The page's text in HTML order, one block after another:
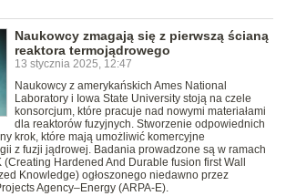
Naukowcy zmagają się z pierwszą ścianą
reaktora termojądrowego
13 stycznia 2025, 12:47
Naukowcy z amerykańskich Ames National
Laboratory i Iowa State University stoją na czele
konsorcjum, które pracuje nad nowymi materiałami
dla reaktorów fuzyjnych. Stworzenie odpowiednich
krok, które mają umożliwić komercyjne
z fuzji jądrowej. Badania prowadzone są w ramach
Hardened And Durable fusion first Wall
Knowledge) ogłoszonego niedawno przez
Agency–Energy (ARPA-E).